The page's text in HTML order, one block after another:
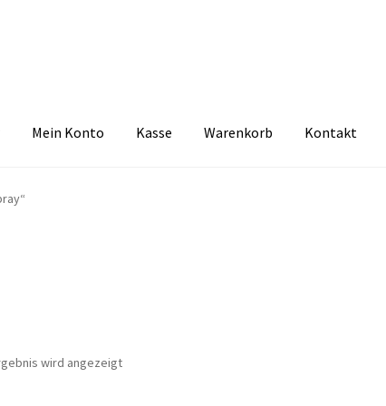
Mein Konto Kasse Warenkorb Kontakt
wird angezeigt